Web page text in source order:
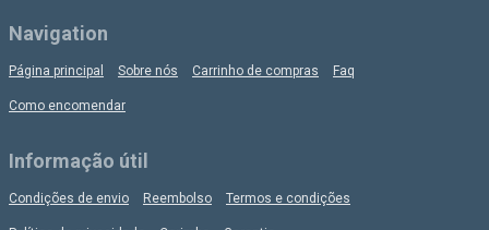
€37.25
Lovegra - Viagra para as mulheres 100mg
€27.00
Navigation
Página principal Sobre nós Carrinho de compras Faq
Como encomendar
Informação útil
Condições de envio Reembolso Termos e condições